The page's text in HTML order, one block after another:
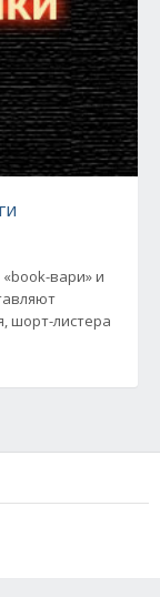
вари» и
шорт-листера